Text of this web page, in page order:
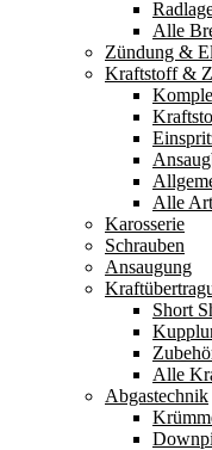
Alle
Zündung &
Kraftstoff &
Alle
Karosserie
Schrauben
Ansaugung
Short
Alle
Abgastechnik